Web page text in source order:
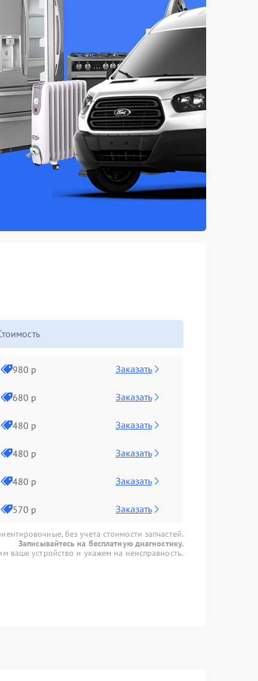
980 р Заказать
680 р Заказать
480 р Заказать
480 р Заказать
480 р Заказать
570 р Заказать
без учета стоимости запчастей.
Записывайтесь на бесплатную диагностику.
ваше устройство и укажем на неисправность.